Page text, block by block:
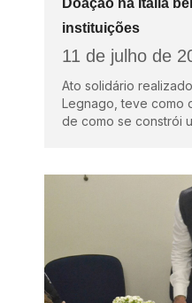
instituições
11 de julho de
Ato solidário
Legnago, teve como
de como se constrói